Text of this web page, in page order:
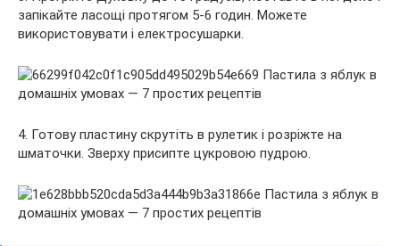
запікайте ласощі протягом 5-6 годин. Можете
використовувати і електросушарки.
4. Готову пластину скрутіть в рулетик і розріжте на
шматочки. Зверху присипте цукровою пудрою.